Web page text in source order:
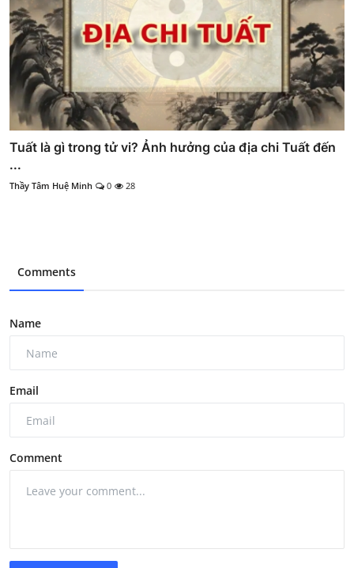
Tuất là gì trong tử vi? Ảnh hưởng của địa chi Tuất đến
...
Thầy Tâm Huệ Minh 0 28
Comments
Name
Email
Comment